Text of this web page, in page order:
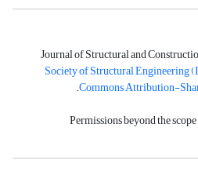
Journal of Structural and
Society of Structural Engineering
Commons Attribution-
.
Permissions beyond the